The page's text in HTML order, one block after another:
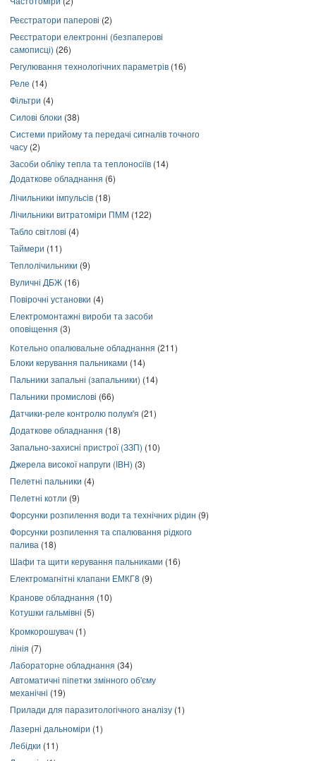
Реєстратори паперові (2)
Реєстратори електронні (безпаперові
самописці) (26)
Регулювання технологічних параметрів (16)
Реле (14)
Фільтри (4)
Силові блоки (38)
Системи прийому та передачі сигналів точного
часу (2)
Засоби обліку тепла та теплоносіїв (14)
Додаткове обладнання (6)
Лічильники імпульсів (18)
Лічильники витратоміри ПММ (122)
Табло світлові (4)
Таймери (11)
Теплолічильники (9)
Вуличні ДБЖ (16)
Повірочні установки (4)
Електромонтажні вироби та засоби
оповіщення (3)
Котельно опалювальне обладнання (211)
Блоки керування пальниками (14)
Пальники запальні (запальники) (14)
Пальники промислові (66)
Датчики-реле контролю полум'я (21)
Додаткове обладнання (18)
Запально-захисні пристрої (ЗЗП) (10)
Джерела високої напруги (ІВН) (3)
Пелетні пальники (4)
Пелетні котли (9)
Форсунки розпилення води та технічних рідин (9)
Форсунки розпилення та спалювання рідкого
палива (18)
Шафи та щити керування пальниками (16)
Електромагнітні клапани ЕМКГ8 (9)
Кранове обладнання (10)
Котушки гальмівні (5)
Кромкорошувач (1)
лінія (7)
Лабораторне обладнання (34)
Автоматичні піпетки змінного об'єму
механічні (19)
Прилади для паразитологічного аналізу (1)
Лазерні дальноміри (1)
Лебідки (11)